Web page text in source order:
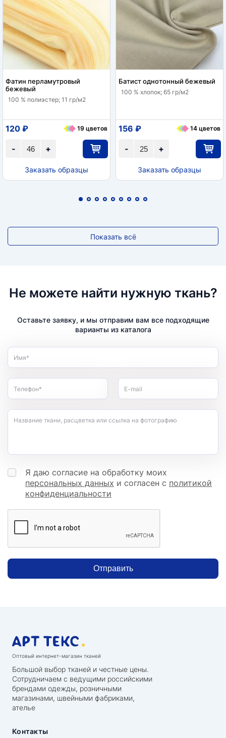
Фатин перламутровый
бежевый
100 % полиэстер; 11 гр/м2
+
-
120 ₽ 19 цветов
Заказать образцы
Батист однотонный бежевый
100 % хлопок; 65 гр/м2
+
-
156 ₽ 14 цветов
Заказать образцы
Показать всё
Не можете найти нужную ткань?
Оставьте заявку, и мы отправим вам все подходящие
варианты из каталога
Имя*
Телефон* E-mail
Название ткани, расцветка или ссылка на фотографию
Я даю согласие на обработку моих
персональных данных и согласен с политикой
конфиденциальности
Отправить
Оптовый интернет-магазин тканей
Большой выбор тканей и честные цены.
Сотрудничаем с ведущими российскими
брендами одежды, розничными
магазинами, швейными фабриками,
ателье
Контакты